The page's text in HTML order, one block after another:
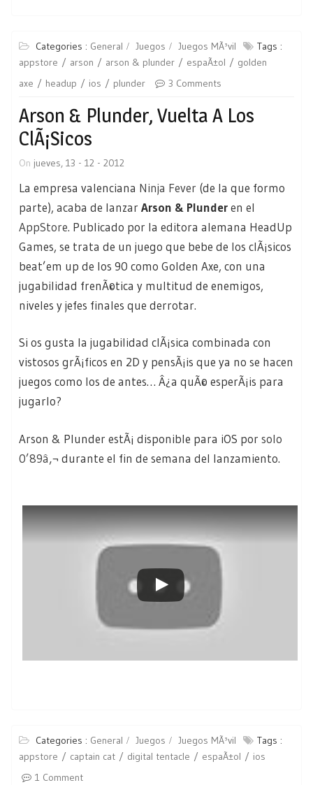
Categories : General Juegos Juegos MÃ³vil
Tags :
appstore
arson arson & plunder espaÃ±ol
golden
axe
headup ios plunder 3 Comments
Arson & Plunder, Vuelta A Los
ClÃ¡sicos
On jueves, 13 - 12 - 2012
La empresa valenciana Ninja Fever (de la que formo
parte), acaba de lanzar Arson & Plunderen el
AppStore. Publicado por la editora alemana HeadUp
Games, se trata de un juego que bebe de los clÃ¡sicos
beat’em up de los 90 como Golden Axe, con una
jugabilidad frenÃ©tica y multitud de enemigos,
niveles y jefes finales que derrotar.
Si os gusta la jugabilidad clÃ¡sica combinada con
vistosos grÃ¡ficos en 2D y pensÃ¡is que ya no se hacen
juegos como los de antes… Â¿a quÃ© esperÃ¡is para
jugarlo?
Arson & Plunder estÃ¡ disponible para iOS por solo
0’89â‚¬ durante el fin de semana del lanzamiento.
Categories : General Juegos Juegos MÃ³vil
Tags :
appstore
captain cat digital tentacle espaÃ±ol
ios
1 Comment